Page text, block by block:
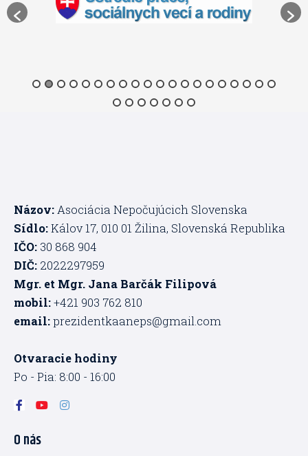
Názov: Asociácia Nepočujúcich Slovenska
Sídlo:Kálov 17, 010 01 Žilina, Slovenská Republika
IČO: 30 868 904
DIČ: 2022297959
Mgr. et Mgr. Jana Barčák Filipová
mobil:+421 903 762 810
email:prezidentkaaneps@gmail.com
Otvaracie hodiny
Po - Pia: 8:00 - 16:00
F
a
e
b
Y
u
I
n
O nás